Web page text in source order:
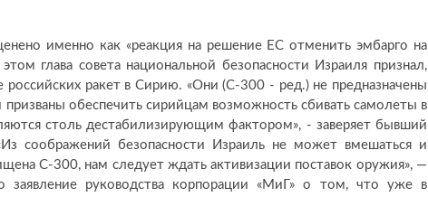
именно как «реакция на решение ЕС отменить эмбарго на
глава совета национальной безопасности Израиля признал,
российских ракет в Сирию. «Они (С-300 - ред.) не предназначены
обеспечить сирийцам возможность сбивать самолеты в
столь дестабилизирующим фактором», - заверяет бывший
соображений безопасности Израиль не может вмешаться и
С-300, нам следует ждать активизации поставок оружия», —
заявление руководства корпорации «МиГ» о том, что уже в